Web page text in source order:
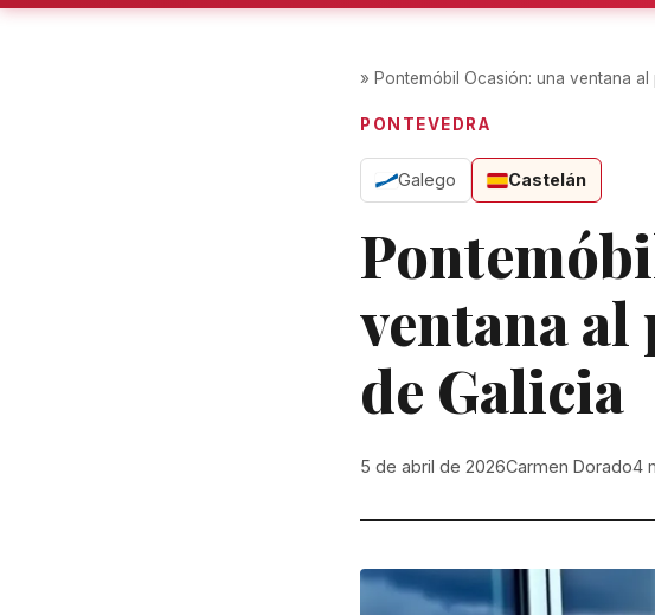
» Pontemóbil Ocasión: una ventana
PONTEVEDRA
Galego Castelán
ventana
de Galicia
5 de abril de 2026Carmen Dorado4